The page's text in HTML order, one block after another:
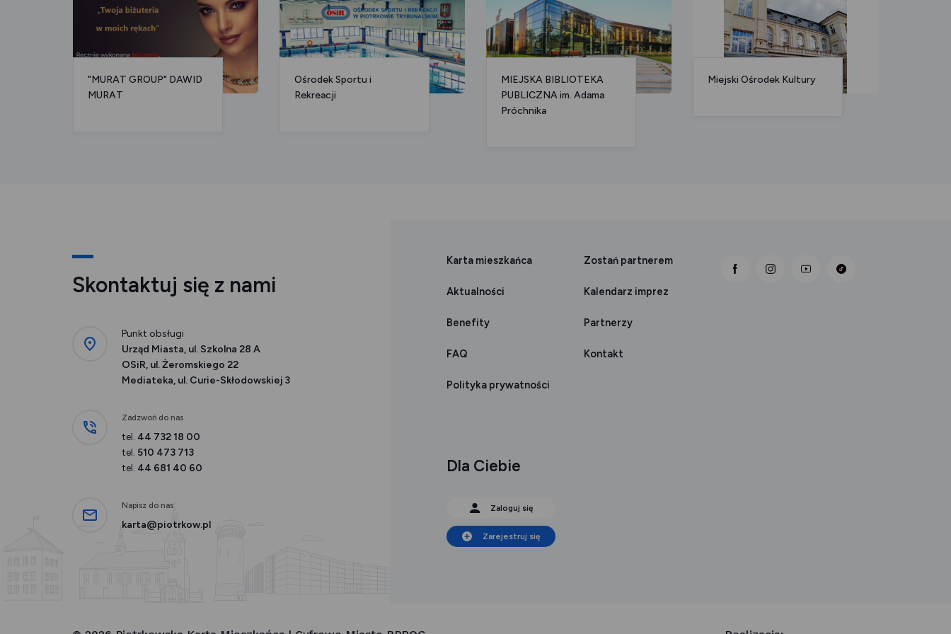
"MURAT GROUP" DAWID
MURAT
Ośrodek Sportu i
Rekreacji
MIEJSKA BIBLIOTEKA
PUBLICZNA im. Adama
Próchnika
Miejski Ośrodek Kultury
Skontaktuj się z nami
Punkt obsługi
Urząd Miasta, ul. Szkolna 28 A
OSiR, ul. Żeromskiego 22
Mediateka, ul. Curie-Skłodowskiej 3
Zadzwoń do nas
tel. 44 732 18 00
tel. 510 473 713
tel. 44 681 40 60
Napisz do nas
karta@piotrkow.pl
Karta mieszkańca Zostań partnerem
Aktualności Kalendarz imprez
Benefity Partnerzy
FAQ Kontakt
Polityka prywatności
link otwiera się nowej karcie
link otwiera się nowej karcie
link otwiera się nowej karcie
Dla Ciebie
Zaloguj się
Zarejestruj się